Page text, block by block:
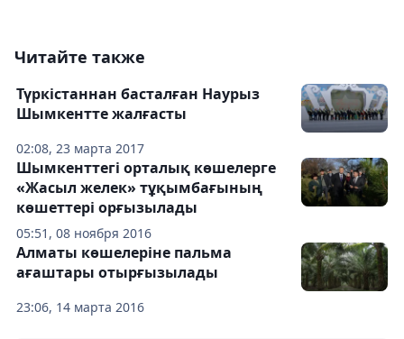
Читайте также
02:08, 23 марта 2017
Түркістаннан басталған Наурыз
Шымкентте жалғасты
05:51, 08 ноября 2016
Шымкенттегі орталық көшелерге
«Жасыл желек» тұқымбағының
көшеттері орғызылады
23:06, 14 марта 2016
Алматы көшелеріне пальма
ағаштары отырғызылады